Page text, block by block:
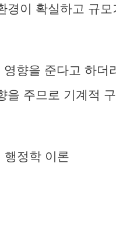
이 확실하고 규
향을 준다고 하더
을 주므로 기계적
행정학 이론